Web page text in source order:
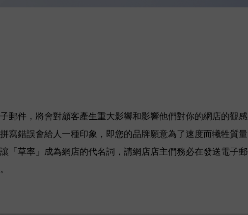
郵件，將會對顧客產生重大影響和影響他們對你的網店的觀感
寫錯誤會給人一種印象，即您的品牌願意為了速度而犧牲質
「 草率 」成為網店的代名詞，請網店店主們務必在發送電子